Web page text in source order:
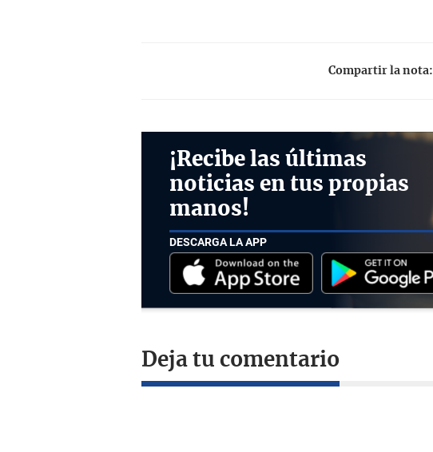
Compartir la nota:
¡Recibe las últimas
noticias en tus propias
manos!
DESCARGA LA APP
Deja tu comentario